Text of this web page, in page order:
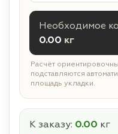
Необходимое
0.00 кг
Расчёт
подставляются
площадь укладки.
К заказу: 0.00 кг